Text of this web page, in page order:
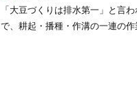
「大豆づくりは排水第一」と言
で、耕起・播種・作溝の一連の